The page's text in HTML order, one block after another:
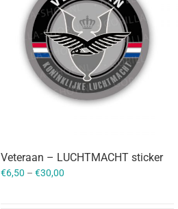
Veteraan – LUCHTMACHT sticker
€6,50 – €30,00